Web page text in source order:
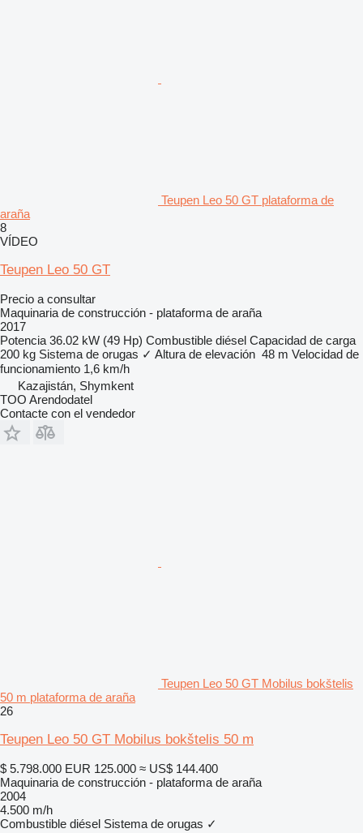
Teupen Leo 50 GT plataforma de
araña
8
VÍDEO
Teupen Leo 50 GT
Precio a consultar
Maquinaria de construcción - plataforma de araña
2017
Potencia 36.02 kW (49 Hp) Combustible diésel Capacidad de carga
200 kg Sistema de orugas ✓ Altura de elevación 48 m Velocidad de
funcionamiento 1,6 km/h
Kazajistán, Shymkent
TOO Arendodatel
Contacte con el vendedor
Teupen Leo 50 GT Mobilus bokštelis
50 m plataforma de araña
26
Teupen Leo 50 GT Mobilus bokštelis 50 m
$ 5.798.000 EUR 125.000 ≈ US$ 144.400
Maquinaria de construcción - plataforma de araña
2004
4.500 m/h
Combustible diésel Sistema de orugas ✓